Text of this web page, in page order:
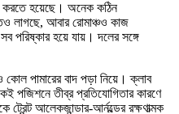
হয়েছে। অনেক কঠিন
লাগছে, আবার রোমাঞ্চও কাজ
পরিষ্কার হয়ে যায়। দলের সঙ্গে
পামারের বাদ পড়া নিয়ে। ক্লাব
পজিশনে তীব্র প্রতিযোগিতার কারণে
ট্রেন্ট আলেকজান্ডার-আর্নল্ডের রক্ষণাত্মক